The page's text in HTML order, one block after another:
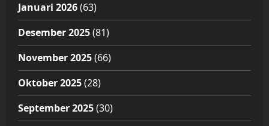
Januari 2026(63)
Desember 2025(81)
November 2025(66)
Oktober 2025(28)
September 2025(30)